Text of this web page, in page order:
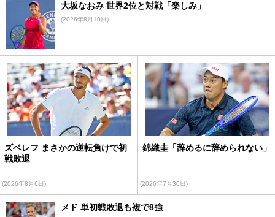
大坂なおみ 世界2位と対戦「楽しみ」
(2026年8月10日)
ズベレフ まさかの逆転負けで初
戦敗退
(2026年8月6日)
錦織圭「辞めるに辞められない」
(2026年7月30日)
メド 単初戦敗退も複で8強